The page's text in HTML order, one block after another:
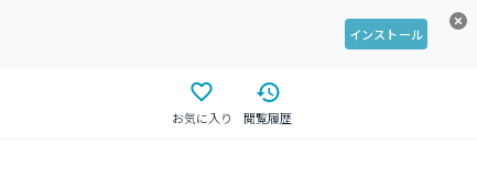
インストール
お気に入り 閲覧履歴